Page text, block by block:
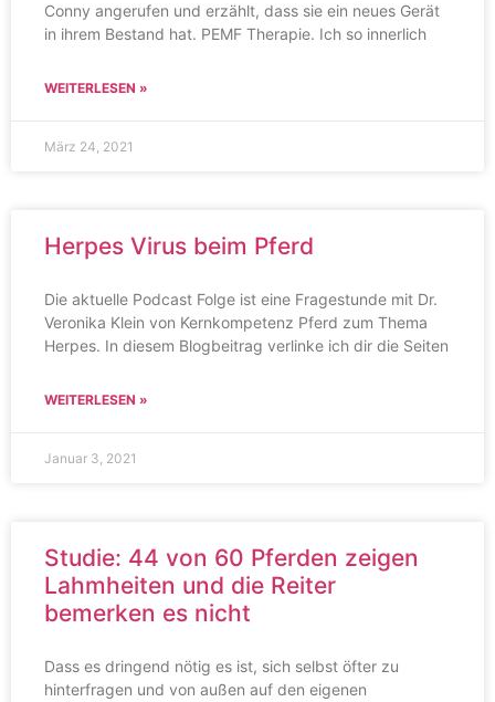
Conny angerufen und erzählt, dass sie ein neues Gerät
in ihrem Bestand hat. PEMF Therapie. Ich so innerlich
WEITERLESEN »
März 24, 2021
Herpes Virus beim Pferd
Die aktuelle Podcast Folge ist eine Fragestunde mit Dr.
Veronika Klein von Kernkompetenz Pferd zum Thema
Herpes. In diesem Blogbeitrag verlinke ich dir die Seiten
WEITERLESEN »
Januar 3, 2021
Studie: 44 von 60 Pferden zeigen
Lahmheiten und die Reiter
bemerken es nicht
Dass es dringend nötig es ist, sich selbst öfter zu
hinterfragen und von außen auf den eigenen